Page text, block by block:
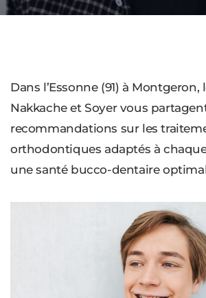
Dans l’Essonne (91) à Montgeron,
Nakkache et Soyer vous
recommandations sur les
orthodontiques adaptés à
une santé bucco-dentaire